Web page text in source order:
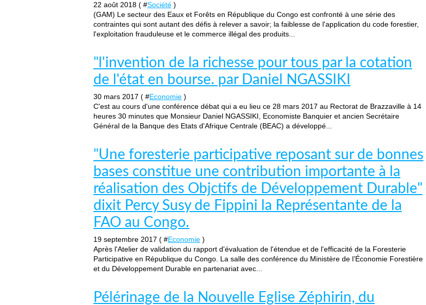
22 août 2018 ( #Société )
(GAM) Le secteur des Eaux et Forêts en République du Congo est confronté à une série des
contraintes qui sont autant des défis à relever a savoir; la faiblesse de l'application du code forestier,
l'exploitation frauduleuse et le commerce illégal des produits...
"l'invention de la richesse pour tous par la cotation
de l'état en bourse. par Daniel NGASSIKI
30 mars 2017 ( #Economie )
C'est au cours d'une conférence débat qui a eu lieu ce 28 mars 2017 au Rectorat de Brazzaville à 14
heures 30 minutes que Monsieur Daniel NGASSIKI, Economiste Banquier et ancien Secrétaire
Général de la Banque des Etats d'Afrique Centrale (BEAC) a développé...
"Une foresterie participative reposant sur de bonnes
bases constitue une contribution importante à la
réalisation des Objctifs de Développement Durable"
dixit Percy Susy de Fippini la Représentante de la
FAO au Congo.
19 septembre 2017 ( #Economie )
Après l'Atelier de validation du rapport d'évaluation de l'étendue et de l'efficacité de la Foresterie
Participative en République du Congo. La salle des conférence du Ministère de l’Économie Forestière
et du Développement Durable en partenariat avec...
Pélérinage de la Nouvelle Eglise Zéphirin, du